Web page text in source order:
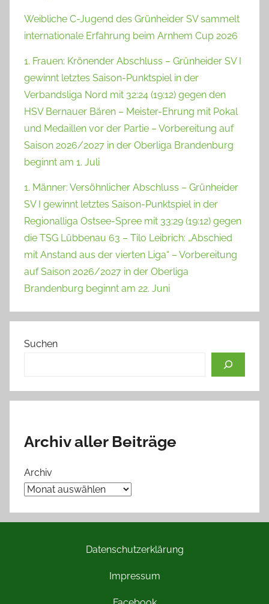
Weibliche C-Jugend des Grünheider SV sammelt
internationale Erfahrung beim Arnhem Cup 2026
1. Frauen: Krönender Abschluss – Grünheider SV I
gewinnt letztes Saison-Punktspiel in der
Verbandsliga Nord mit 32:24 (19:12) gegen den
HSV Bernauer Bären – Meister-Ehrung mit Pokal
und Medaillen vor der Partie – Vorbereitung auf
Saison 2026/2027 in der Oberliga Brandenburg
beginnt am 1. Juli
1. Männer: Versöhnlicher Abschluss – Grünheider
SV I gewinnt letztes Saison-Punktspiel in der
Regionalliga Ostsee-Spree mit 33:29 (19:12) gegen
die TSG Lübbenau 63 – Tilo Leibrich: „Abschied
mit Anstand aus der vierten Liga“ – Vorbereitung
auf Saison 2026/2027 in der Oberliga
Brandenburg beginnt am 22. Juni
Suchen
Archiv aller Beiträge
Archiv
Datenschutzerklärung
Impressum